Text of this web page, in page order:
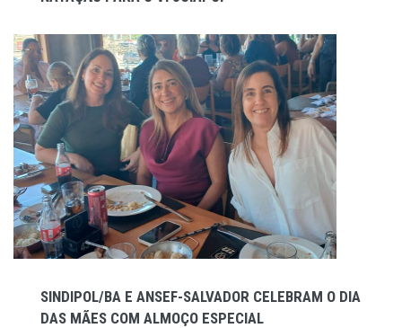
SINDIPOL/BA E ANSEF-SALVADOR CELEBRAM O DIA
DAS MÃES COM ALMOÇO ESPECIAL